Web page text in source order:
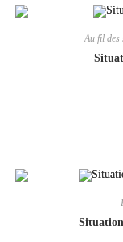
Au fil des